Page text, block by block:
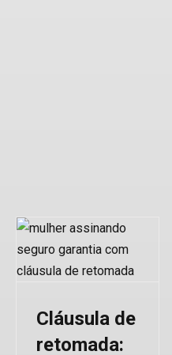
Cláusula de
retomada:
Cancelar
uma Apólice
de Seguro
Seguro Garantia